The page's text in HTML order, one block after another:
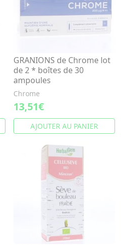
GRANIONS de Chrome lot
de 2 * boîtes de 30
ampoules
Chrome
13,51€
AJOUTER AU PANIER